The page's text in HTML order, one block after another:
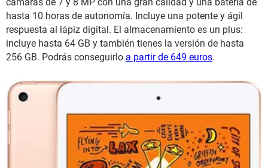
hasta 10 horas de autonomía. Incluye una potente y ágil
respuesta al lápiz digital. El almacenamiento es un plus:
incluye hasta 64 GB y también tienes la versión de hasta
256 GB. Podrás conseguirlo a partir de 649 euros.